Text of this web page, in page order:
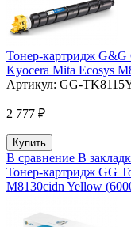
Тонер-картридж G&G
Kyocera Mita Ecosys
Артикул: GG-
2 777 ₽
В сравнение В
Тонер-картридж GG
M8130cidn Yellow